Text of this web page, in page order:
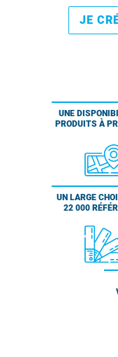
JE
UNE
PRODUITS À
UN LARGE
22 000